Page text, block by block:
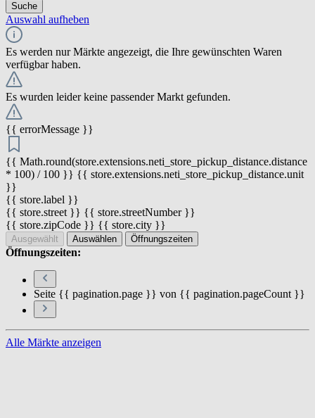
Suche
Auswahl aufheben
Es werden nur Märkte angezeigt, die Ihre gewünschten Waren
verfügbar haben.
Es wurden leider keine passender Markt gefunden.
{{ errorMessage }}
{{ Math.round(store.extensions.neti_store_pickup_distance.distance
* 100) / 100 }} {{ store.extensions.neti_store_pickup_distance.unit
}}
{{ store.label }}
{{ store.street }} {{ store.streetNumber }}
{{ store.zipCode }} {{ store.city }}
Ausgewählt Auswählen Öffnungszeiten
Öffnungszeiten:
Seite {{ pagination.page }} von {{ pagination.pageCount }}
Alle Märkte anzeigen